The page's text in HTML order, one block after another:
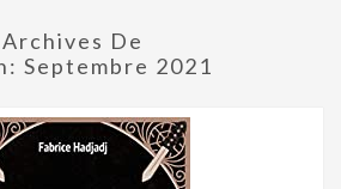
Archives De
Septembre 2021